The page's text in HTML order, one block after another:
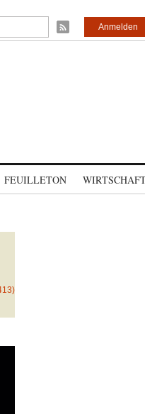
Anmelden
FEUILLETON